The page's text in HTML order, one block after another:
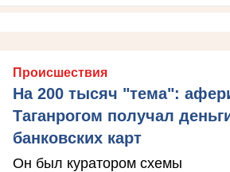
Происшествия
На 200 тысяч "тема":
Таганрогом получал
банковских карт
Он был куратором схемы